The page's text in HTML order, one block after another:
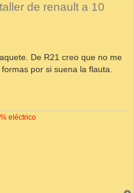
de renault a 10
De R21 creo que no me
por si suena la flauta.
eléctrico